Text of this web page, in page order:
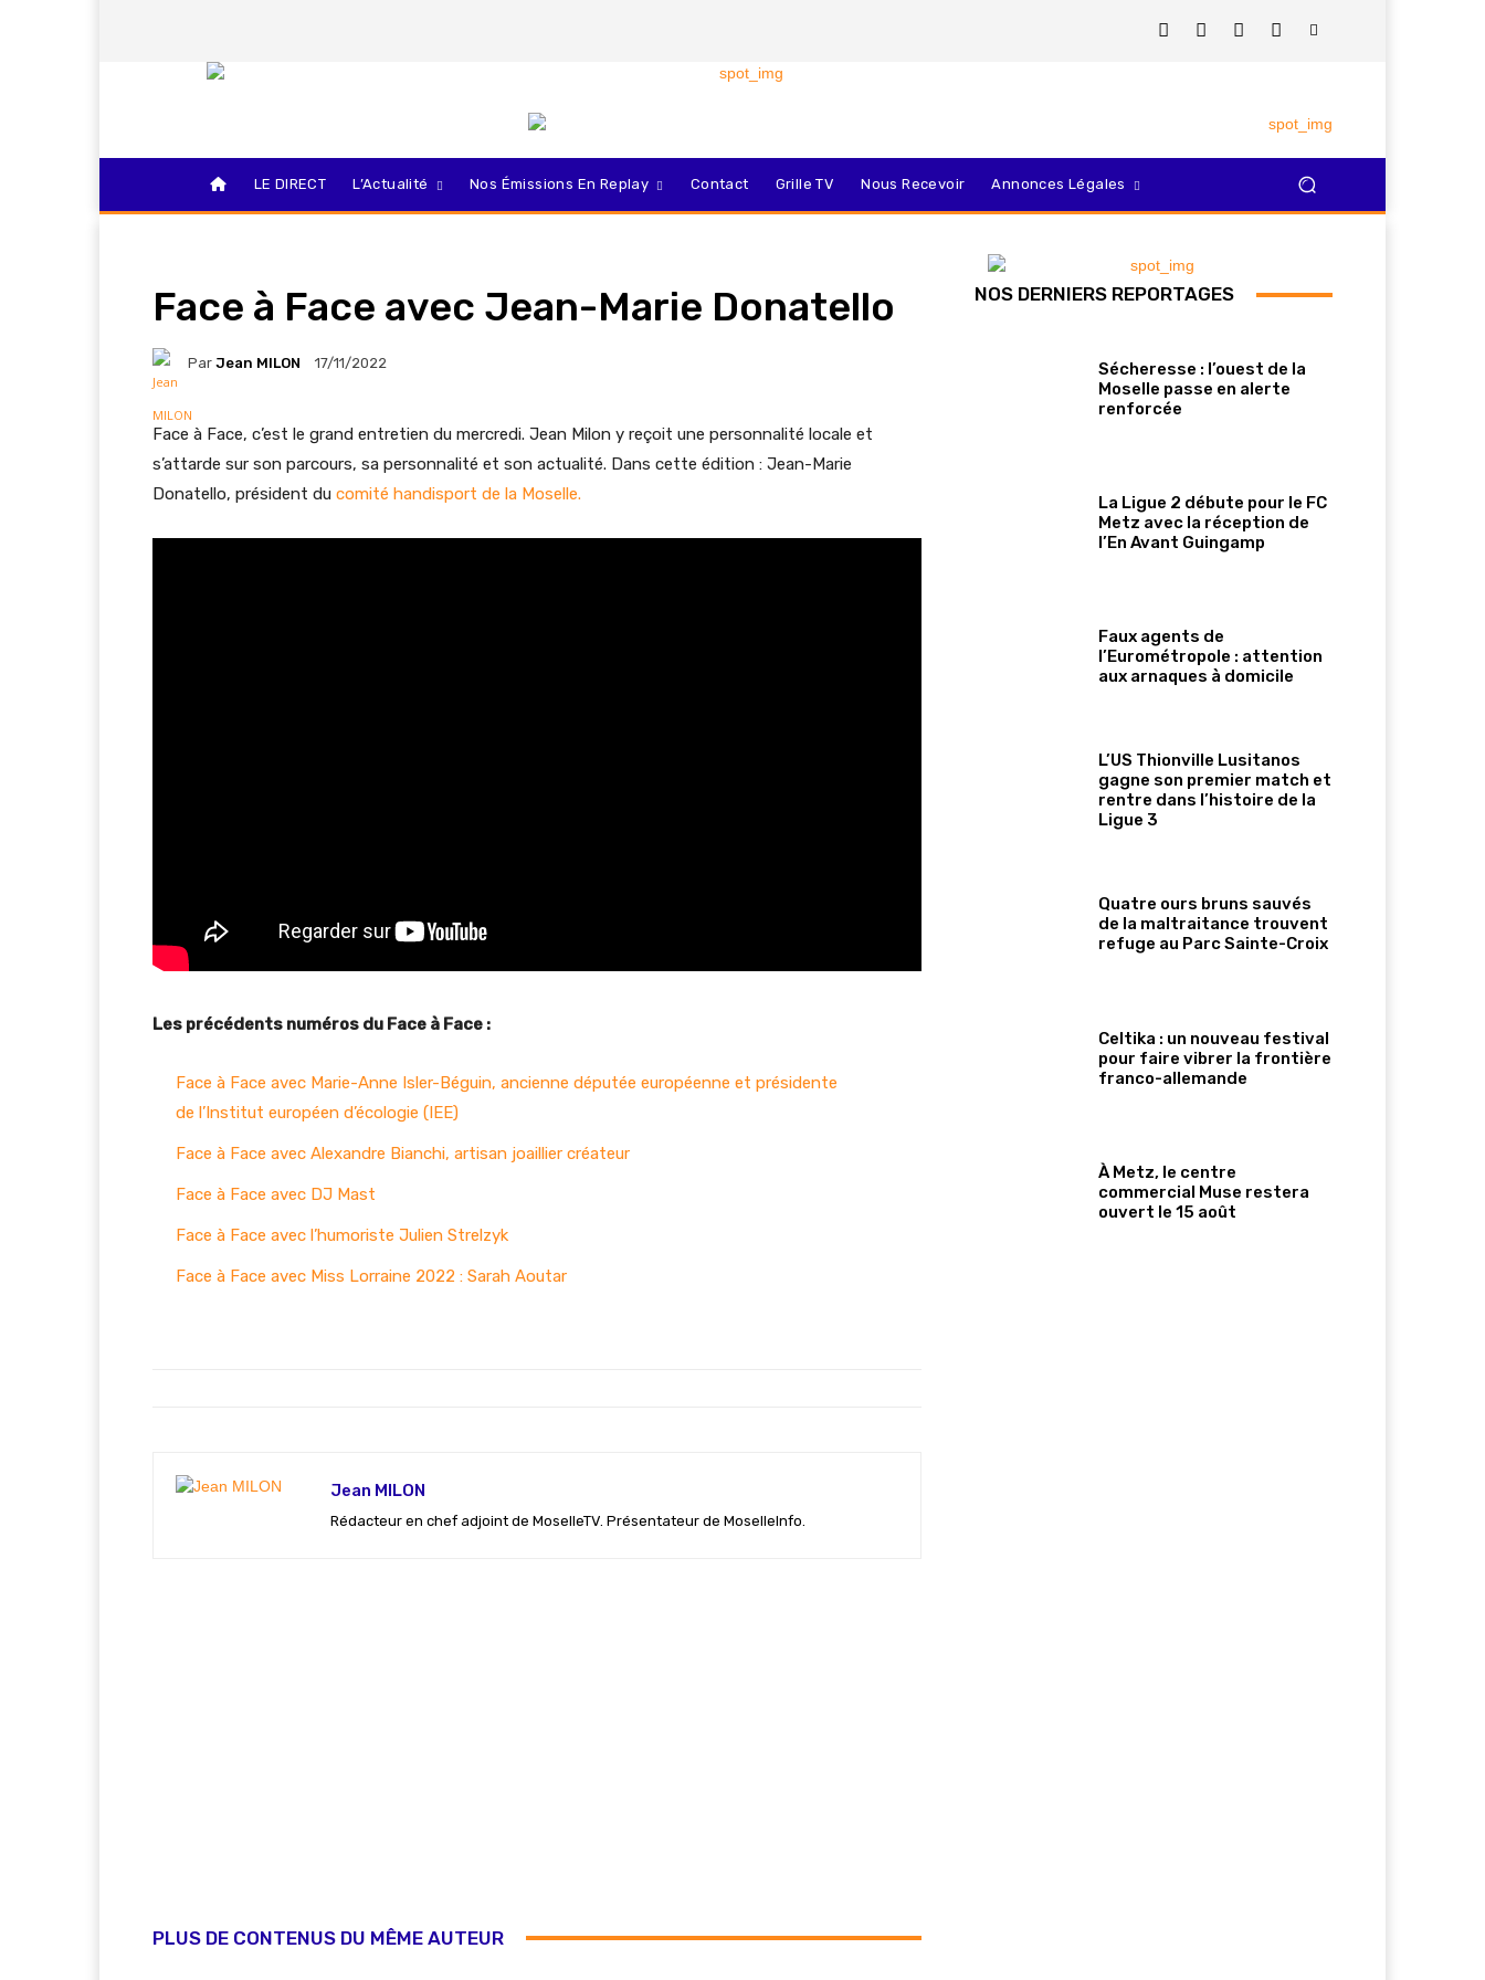
LE DIRECT L’Actualité Nos Émissions En Replay Contact Grille TV Nous Recevoir Annonces Légales
Face à Face avec Jean-Marie Donatello
Par Jean MILON 17/11/2022
Face à Face, c’est le grand entretien du mercredi. Jean Milon y reçoit une personnalité locale et
s’attarde sur son parcours, sa personnalité et son actualité. Dans cette édition : Jean-Marie
Donatello, président du comité handisport de la Moselle.
Les précédents numéros du Face à Face :
Face à Face avec Marie-Anne Isler-Béguin, ancienne députée européenne et présidente
de l’Institut européen d’écologie (IEE)
Face à Face avec Alexandre Bianchi, artisan joaillier créateur
Face à Face avec DJ Mast
Face à Face avec l’humoriste Julien Strelzyk
Face à Face avec Miss Lorraine 2022 : Sarah Aoutar
Jean MILON
Rédacteur en chef adjoint de MoselleTV. Présentateur de MoselleInfo.
PLUS DE CONTENUS DU MÊME AUTEUR
NOS DERNIERS REPORTAGES
Sécheresse : l’ouest de la
Moselle passe en alerte
renforcée
La Ligue 2 débute pour le FC
Metz avec la réception de
l’En Avant Guingamp
Faux agents de
l’Eurométropole : attention
aux arnaques à domicile
L’US Thionville Lusitanos
gagne son premier match et
rentre dans l’histoire de la
Ligue 3
Quatre ours bruns sauvés
de la maltraitance trouvent
refuge au Parc Sainte-Croix
Celtika : un nouveau festival
pour faire vibrer la frontière
franco-allemande
À Metz, le centre
commercial Muse restera
ouvert le 15 août